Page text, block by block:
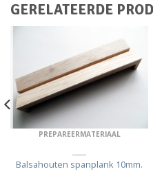
GERELATEERDE
PREPAREERMATERIAAL
Balsahouten spanplank 10mm.